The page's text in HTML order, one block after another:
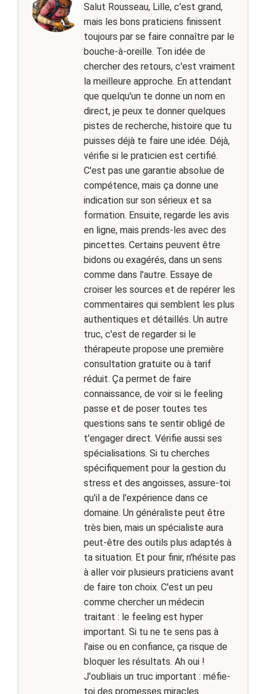
Salut Rousseau, Lille, c'est grand,
mais les bons praticiens finissent
toujours par se faire connaître par le
bouche-à-oreille. Ton idée de
chercher des retours, c'est vraiment
la meilleure approche. En attendant
que quelqu'un te donne un nom en
direct, je peux te donner quelques
pistes de recherche, histoire que tu
puisses déjà te faire une idée. Déjà,
vérifie si le praticien est certifié.
C'est pas une garantie absolue de
compétence, mais ça donne une
indication sur son sérieux et sa
formation. Ensuite, regarde les avis
en ligne, mais prends-les avec des
pincettes. Certains peuvent être
bidons ou exagérés, dans un sens
comme dans l'autre. Essaye de
croiser les sources et de repérer les
commentaires qui semblent les plus
authentiques et détaillés. Un autre
truc, c'est de regarder si le
thérapeute propose une première
consultation gratuite ou à tarif
réduit. Ça permet de faire
connaissance, de voir si le feeling
passe et de poser toutes tes
questions sans te sentir obligé de
t'engager direct. Vérifie aussi ses
spécialisations. Si tu cherches
spécifiquement pour la gestion du
stress et des angoisses, assure-toi
qu'il a de l'expérience dans ce
domaine. Un généraliste peut être
très bien, mais un spécialiste aura
peut-être des outils plus adaptés à
ta situation. Et pour finir, n'hésite pas
à aller voir plusieurs praticiens avant
de faire ton choix. C'est un peu
comme chercher un médecin
traitant : le feeling est hyper
important. Si tu ne te sens pas à
l'aise ou en confiance, ça risque de
bloquer les résultats. Ah oui !
J'oubliais un truc important : méfie-
toi des promesses miracles.